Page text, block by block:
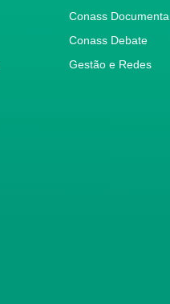
Conass Documenta
Conass Debate
Gestão e Redes